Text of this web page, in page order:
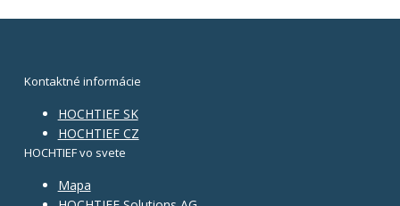
Kontaktné informácie
HOCHTIEF SK
HOCHTIEF CZ
HOCHTIEF vo svete
Mapa